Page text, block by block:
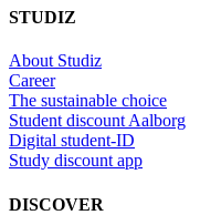
STUDIZ
About Studiz
Career
The sustainable choice
Student discount Aalborg
Digital student-ID
Study discount app
DISCOVER